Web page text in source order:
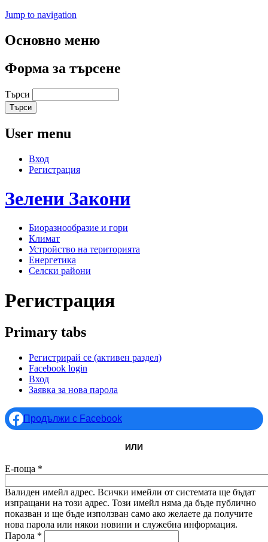
Jump to navigation
Основно меню
Форма за търсене
Търси
User menu
Вход
Регистрация
Зелени Закони
Биоразнообразие и гори
Климат
Устройство на територията
Енергетика
Селски райони
Регистрация
Primary tabs
Регистрирай се (активен раздел)
Facebook login
Вход
Заявка за нова парола
Продължи с Facebook
ИЛИ
Е-поща *
Валиден имейл адрес. Всички имейли от системата ще бъдат
изпращани на този адрес. Този имейл няма да бъде публично
показван и ще бъде използван само ако желаете да получите
нова парола или някои новини и служебна информация.
Парола *